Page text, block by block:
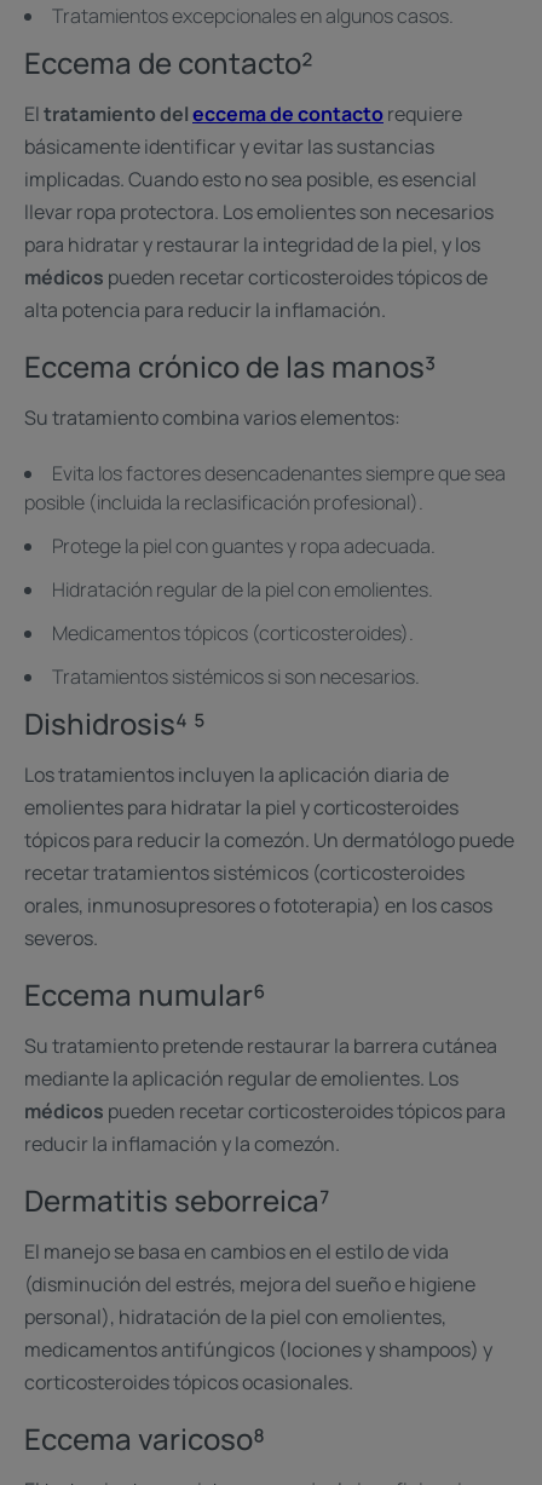
Tratamientos excepcionales en algunos casos.
Eccema de contacto²
Eltratamiento deleccema de contactorequiere
básicamente identificar y evitar las sustancias
implicadas. Cuando esto no sea posible, es esencial
llevar ropa protectora. Los emolientes son necesarios
para hidratar y restaurar la integridad de la piel, y los
médicos pueden recetar corticosteroides tópicos de
alta potencia para reducir la inflamación.
Eccema crónico de las manos³
Su tratamiento combina varios elementos:
Evita los factores desencadenantes siempre que sea
posible (incluida la reclasificación profesional).
Protege la piel con guantes y ropa adecuada.
Hidratación regular de la piel con emolientes.
Medicamentos tópicos (corticosteroides).
Tratamientos sistémicos si son necesarios.
Dishidrosis⁴ ⁵
Los tratamientos incluyen la aplicación diaria de
emolientes para hidratar la piel y corticosteroides
tópicos para reducir la comezón. Un dermatólogo puede
recetar tratamientos sistémicos (corticosteroides
orales, inmunosupresores o fototerapia) en los casos
severos.
Eccema numular⁶
Su tratamiento pretende restaurar la barrera cutánea
mediante la aplicación regular de emolientes. Los
médicos pueden recetar corticosteroides tópicos para
reducir la inflamación y la comezón.
Dermatitis seborreica⁷
El manejo se basa en cambios en el estilo de vida
(disminución del estrés, mejora del sueño e higiene
personal), hidratación de la piel con emolientes,
medicamentos antifúngicos (lociones y shampoos) y
corticosteroides tópicos ocasionales.
Eccema varicoso⁸